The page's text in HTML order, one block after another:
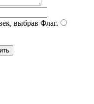
выбрав Флаг.